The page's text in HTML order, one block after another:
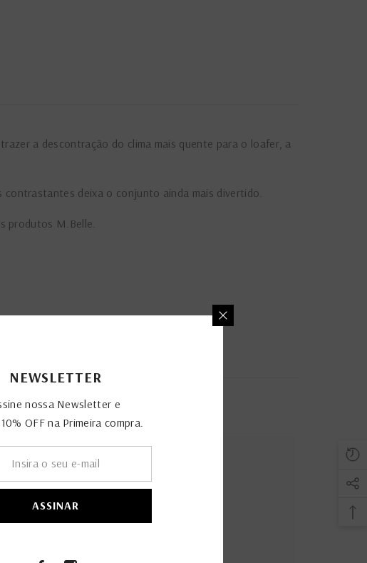
a descontração do clima mais quente para o loafer, a
contrastantes deixa o conjunto ainda mais divertido.
produtos M.Belle.
NEWSLETTER
nossa Newsletter e
OFF na Primeira compra.
ASSINAR